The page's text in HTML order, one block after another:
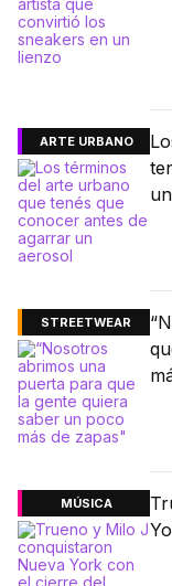
ARTE URBANO
STREETWEAR
MÚSICA